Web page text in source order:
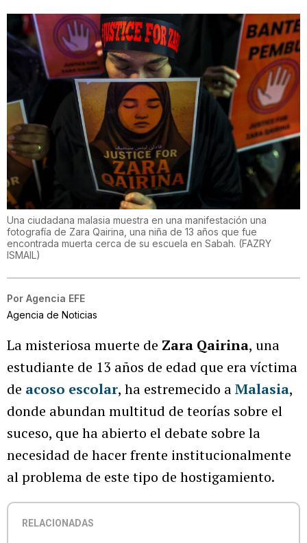
Una ciudadana malasia muestra en una manifestación una
fotografía de Zara Qairina, una niña de 13 años que fue
encontrada muerta cerca de su escuela en Sabah. (FAZRY
ISMAIL)
Por Agencia EFE
Agencia de Noticias
La misteriosa muerte de Zara Qairina, una
estudiante de 13 años de edad que era víctima
de acoso escolar, ha estremecido aMalasia,
donde abundan multitud de teorías sobre el
suceso, que ha abierto el debate sobre la
necesidad de hacer frente institucionalmente
al problema de este tipo de hostigamiento.
RELACIONADAS